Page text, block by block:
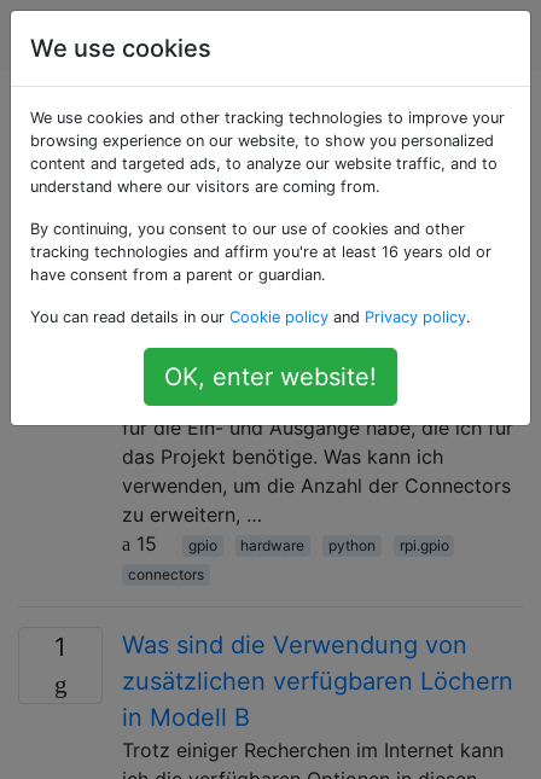
Raspberry Pi
Als «connectors»
getaggte Fragen
4
Wie kann ich mehr GPIO-Ports auf
dem Raspberry Pi verwenden?
Ich plane derzeit ein Projekt für einen Kurs
verwendet wird. Ich bin jedoch besorgt,
dass ich nicht genügend GPIO-Anschlüsse
für die Ein- und Ausgänge habe, die ich für
das Projekt benötige. Was kann ich
verwenden, um die Anzahl der Connectors
zu erweitern, …
15
gpio hardware python
rpi.gpio
connectors
1
Was sind die Verwendung von
zusätzlichen verfügbaren Löchern
in Modell B
Trotz einiger Recherchen im Internet kann
We use cookies
We use cookies and other tracking technologies to improve your
browsing experience on our website, to show you personalized
content and targeted ads, to analyze our website traffic, and to
understand where our visitors are coming from.
By continuing, you consent to our use of cookies and other
tracking technologies and affirm you're at least 16 years old or
have consent from a parent or guardian.
You can read details in our Cookie policy and Privacy policy.
OK, enter website!